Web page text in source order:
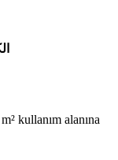
kullanım alanına